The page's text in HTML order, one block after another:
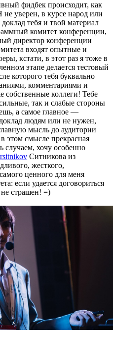
фидбек происходит, как
уверен, в курсе народ или
тебя и твой материал
комитет конференции,
директор конференции
входят опытные и
кстати, в этот раз я тоже в
этапе делается тестовый
которого тебя буквально
комментариями и
собственные коллеги! Тебе
так и слабые стороны
а самое главное —
людям или не нужен,
мысль до аудитории
этом смысле прекрасная
случаем, хочу особенно
Ситникова из
жесткого,
ценного для меня
если удается договориться
страшен! =)